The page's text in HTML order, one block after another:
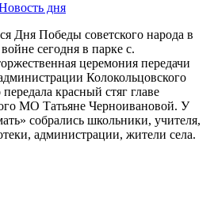
дня
Дня Победы советского народа в
сегодня в парке с.
церемония передачи
Колокольцовского
красный стяг главе
МО Татьяне Черноивановой. У
собрались школьники, учителя,
администрации, жители села.